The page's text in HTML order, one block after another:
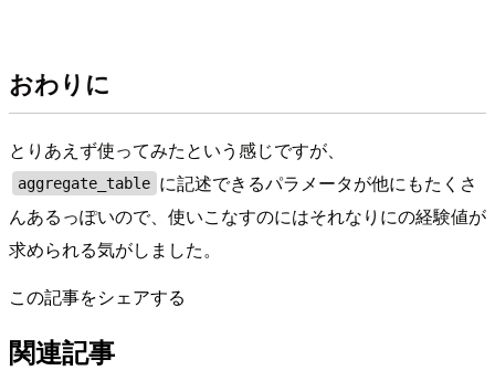
おわりに
とりあえず使ってみたという感じですが、
aggregate_table に記述できるパラメータが他にもたくさ
んあるっぽいので、使いこなすのにはそれなりにの経験値が
求められる気がしました。
この記事をシェアする
関連記事